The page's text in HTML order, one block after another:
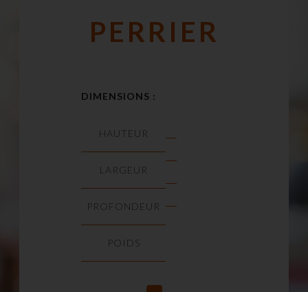
PERRIER
DIMENSIONS :
HAUTEUR
LARGEUR
PROFONDEUR
POIDS